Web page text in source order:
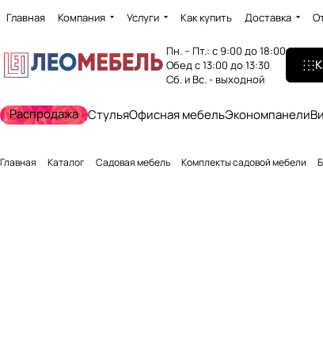
Главная Компания Услуги Как купить Доставка
Пн. – Пт.: с 9:00 до 18:00
Обед с 13:00 до 13:30
Сб. и Вс. - выходной
Распродажа СтульяОфисная мебельЭкономпанели
Главная Каталог Садовая мебель Комплекты садовой мебели